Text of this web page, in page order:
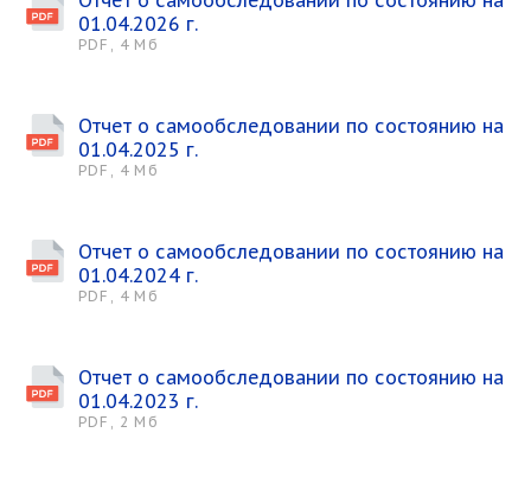
01.04.2026 г.
PDF, 4 Мб
Отчет о самообследовании по состоянию на
01.04.2025 г.
PDF, 4 Мб
Отчет о самообследовании по состоянию на
01.04.2024 г.
PDF, 4 Мб
Отчет о самообследовании по состоянию на
01.04.2023 г.
PDF, 2 Мб